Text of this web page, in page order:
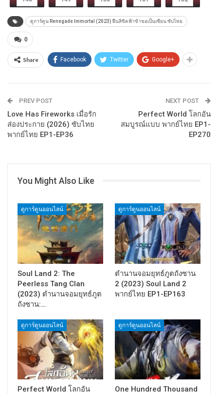
ดูการ์ตูน Renegade Immortal (2023) ฝืนลิขิตฟ้าข้าขอเป็นเซียน ซับไทย
0
Share Facebook Twitter Google+
PREV POST
Love Has Fireworks เมื่อรัก
ส่องประกาย (2026) ซับไทย
พากย์ไทย EP1-EP36
NEXT POST
Perfect World โลกอัน
สมบูรณ์แบบ พากย์ไทย EP1-
EP270
You Might Also Like
ดูการ์ตูนออนไลน์
Soul Land 2: The
Peerless Tang Clan
(2023) ตำนานจอมยุทธ์ภูต
ถังซาน:…
ดูการ์ตูนออนไลน์
ตำนานจอมยุทธ์ภูตถังซาน
2 (2023) Soul Land 2
พากย์ไทย EP1-EP163
ดูการ์ตูนออนไลน์
Perfect World โลกอัน
ดูการ์ตูนออนไลน์
One Hundred Thousand